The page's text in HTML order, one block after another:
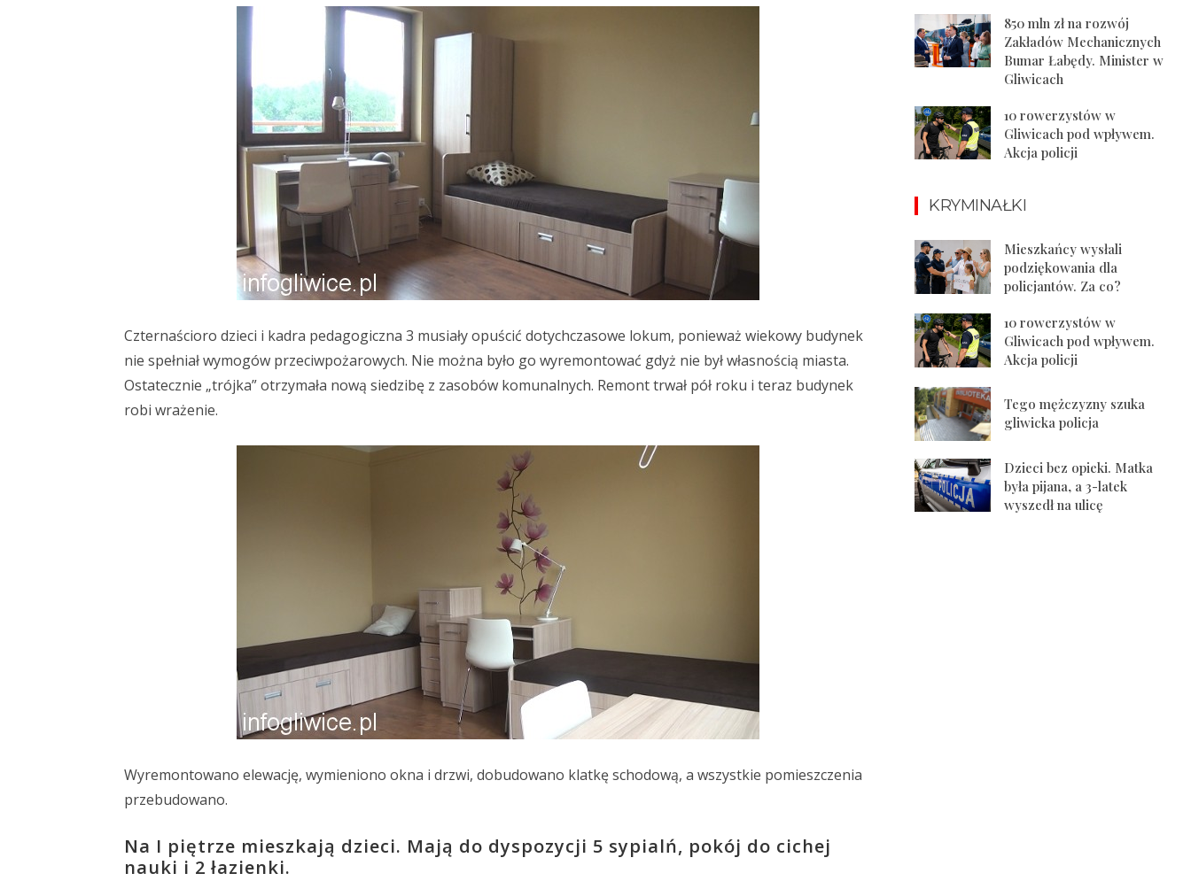
Czternaścioro dzieci i kadra pedagogiczna 3 musiały opuścić dotychczasowe lokum, ponieważ wiekowy budynek
nie spełniał wymogów przeciwpożarowych. Nie można było go wyremontować gdyż nie był własnością miasta.
Ostatecznie „trójka” otrzymała nową siedzibę z zasobów komunalnych. Remont trwał pół roku i teraz budynek
robi wrażenie.
Wyremontowano elewację, wymieniono okna i drzwi, dobudowano klatkę schodową, a wszystkie pomieszczenia
przebudowano.
Na I piętrze mieszkają dzieci. Mają do dyspozycji 5 sypialń, pokój do cichej
nauki i 2 łazienki.
850 mln zł na rozwój
Zakładów Mechanicznych
Bumar Łabędy. Minister w
Gliwicach
10 rowerzystów w
Gliwicach pod wpływem.
Akcja policji
KRYMINAŁKI
Mieszkańcy wysłali
podziękowania dla
policjantów. Za co?
10 rowerzystów w
Gliwicach pod wpływem.
Akcja policji
Tego mężczyzny szuka
gliwicka policja
Dzieci bez opieki. Matka
była pijana, a 3-latek
wyszedł na ulicę